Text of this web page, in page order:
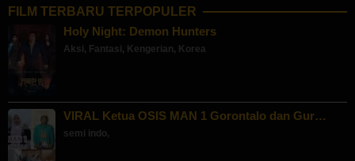
FILM TERBARU TERPOPULER
Holy Night: Demon Hunters
Aksi, Fantasi, Kengerian, Korea
VIRAL Ketua OSIS MAN 1 Gorontalo dan Gur…
semi indo,